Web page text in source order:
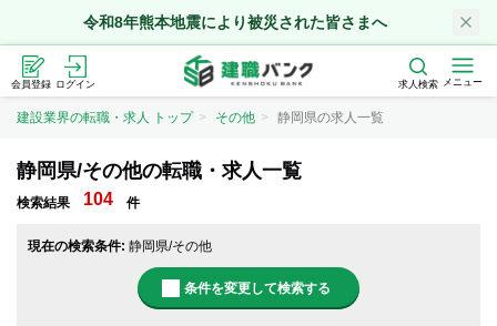
令和8年熊本地震により被災された皆さまへ
会員登録 ログイン 求人検索 メニュー
建設業界の転職・求人 トップ その他 静岡県の求人一覧
静岡県/その他の転職・求人一覧
検索結果 104 件
現在の検索条件: 静岡県/その他
条件を変更して検索する